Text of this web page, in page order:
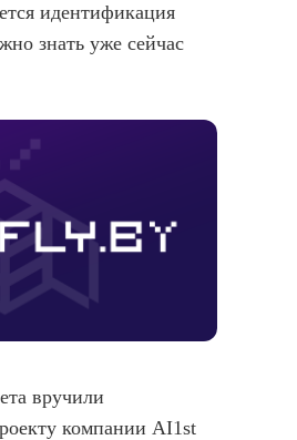
идентификация
знать уже сейчас
вручили
компании AI1st